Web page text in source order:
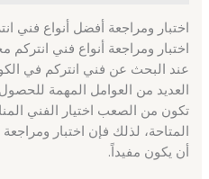
اختبار ومراجعة أفضل أنواع فني
اختبار ومراجعة أنواع فني انتركم
عند البحث عن فني انتركم في
العديد من العوامل المهمة
تكون من الصعب اختيار الفني
المتاحة، لذلك فإن اختبار
أن يكون مفيداً.